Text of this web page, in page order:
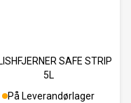
SAFE STRIP
5L
På Leverandørlager